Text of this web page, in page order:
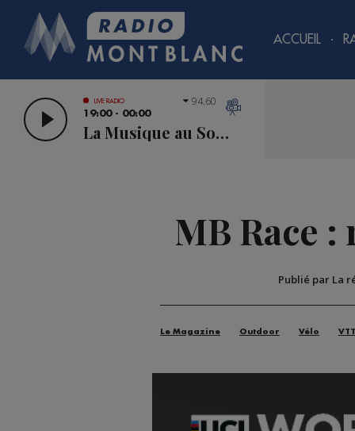
ACCUEIL
LIVE RADIO
19:00 - 00:00
La Musique au Sommet
94.60
MB Race
Publié par La
Le Magazine Outdoor Vélo VTT